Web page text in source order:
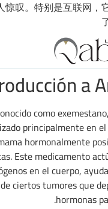
惊叹。特别是互联网，
a
como
principalmente en
hormonalmente
Este medicamento
en el cuerpo,
ciertos tumores que
hormonas